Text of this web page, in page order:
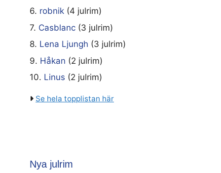
6. robnik (4 julrim)
7. Casblanc (3 julrim)
8. Lena Ljungh (3 julrim)
9. Håkan (2 julrim)
10. Linus (2 julrim)
Se hela topplistan här
Nya julrim